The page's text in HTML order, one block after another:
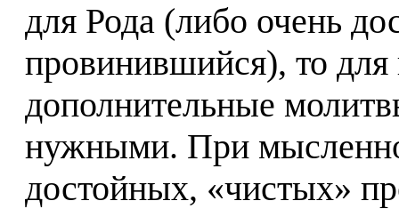
для Рода (либо очень
провинившийся), то
дополнительные
нужными. При
достойных, «чистых»